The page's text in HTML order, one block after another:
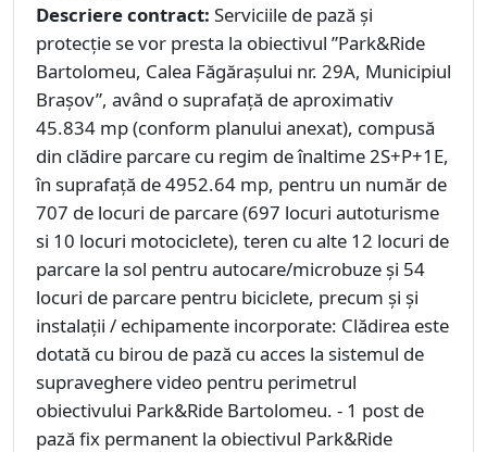
Descriere contract: Serviciile de pază și
protecție se vor presta la obiectivul ”Park&Ride
Bartolomeu, Calea Făgărașului nr. 29A, Municipiul
Brașov”, având o suprafață de aproximativ
45.834 mp (conform planului anexat), compusă
din clădire parcare cu regim de înaltime 2S+P+1E,
în suprafață de 4952.64 mp, pentru un număr de
707 de locuri de parcare (697 locuri autoturisme
si 10 locuri motociclete), teren cu alte 12 locuri de
parcare la sol pentru autocare/microbuze și 54
locuri de parcare pentru biciclete, precum și și
instalații / echipamente incorporate: Clădirea este
dotată cu birou de pază cu acces la sistemul de
supraveghere video pentru perimetrul
obiectivului Park&Ride Bartolomeu. - 1 post de
pază fix permanent la obiectivul Park&Ride